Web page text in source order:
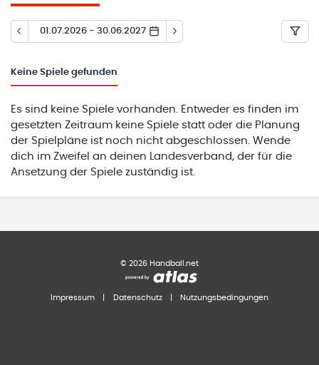
01.07.2026 - 30.06.2027
Keine Spiele gefunden
Es sind keine Spiele vorhanden. Entweder es finden im
gesetzten Zeitraum keine Spiele statt oder die Planung
der Spielpläne ist noch nicht abgeschlossen. Wende
dich im Zweifel an deinen Landesverband, der für die
Ansetzung der Spiele zuständig ist.
© 2026 Handball.net
Impressum Datenschutz Nutzungsbedingungen